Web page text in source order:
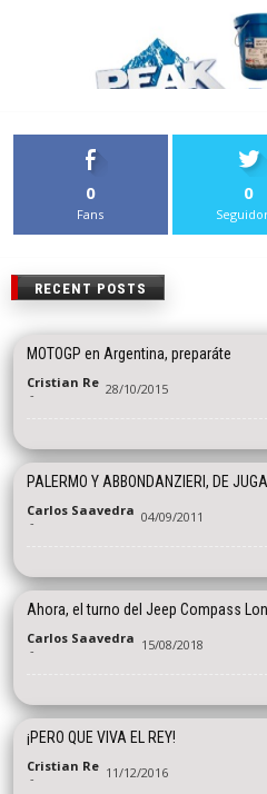
0
Fans
0
RECENT POSTS
MOTOGP en Argentina, preparáte
Cristian Re
- 28/10/2015
PALERMO Y ABBONDANZIERI, DE
Carlos Saavedra
- 04/09/2011
Ahora, el turno del Jeep Compass
Carlos Saavedra
- 15/08/2018
¡PERO QUE VIVA EL REY!
Cristian Re
- 11/12/2016